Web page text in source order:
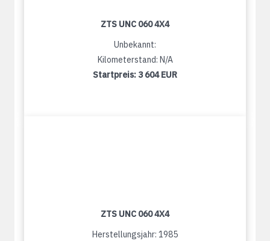
ZTS UNC 060 4X4
Unbekannt:
Kilometerstand: N/A
Startpreis: 3 604 EUR
ZTS UNC 060 4X4
Herstellungsjahr: 1985